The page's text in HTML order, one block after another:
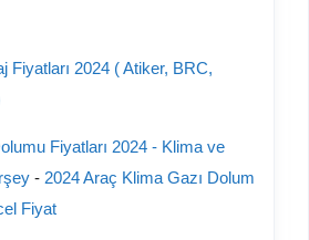
Fiyatları 2024 ( Atiker, BRC,
Fiyatları 2024 - Klima ve
- 2024 Araç Klima Gazı Dolum
Fiyat